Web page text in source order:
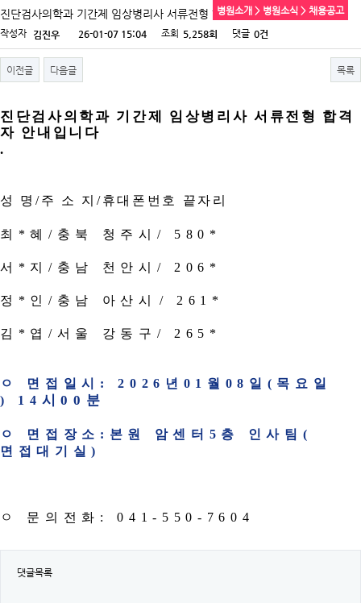
병원소개 > 병원소식 > 채용공고
진단검사의학과 기간제 임상병리사 서류전형 합격자 안내
작성자 김진우 26-01-07 15:04 조회 5,258회 댓글 0건
이전글 다음글 목록
진단검사의학과 기간제 임상병리사 서류전형 합격
자 안내입니다
.
성 명 /주 소 지/휴대폰번호 끝자리
최 *혜/ 충북 청주시 / 580*
서 * 지/ 충남 천안시 / 206*
정 * 인/ 충남 아산시 / 261*
김 * 엽/ 서울 강동구 / 265*
ㅇ 면접일시 : 2026 년 01 월 08 일 ( 목요일
) 14 시00 분
ㅇ 면접장소 : 본원 암센터 5 층 인사팀 (
면접대기실)
ㅇ 문의전화 : 041-550-7604
댓글목록